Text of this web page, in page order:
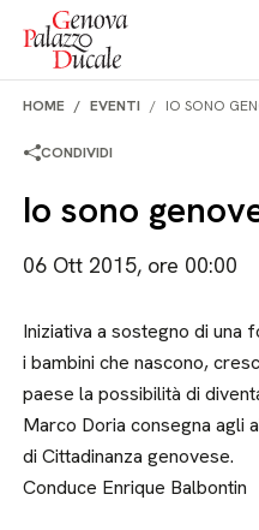
Salta al contenuto
HOME EVENTI IO SONO
CONDIVIDI
Io sono
06 Ott 2015, ore 00:00
Iniziativa a sostegno di una
i bambini che nascono,
paese la possibilità di
Marco Doria consegna agli
di Cittadinanza genovese.
Conduce Enrique Balbontin